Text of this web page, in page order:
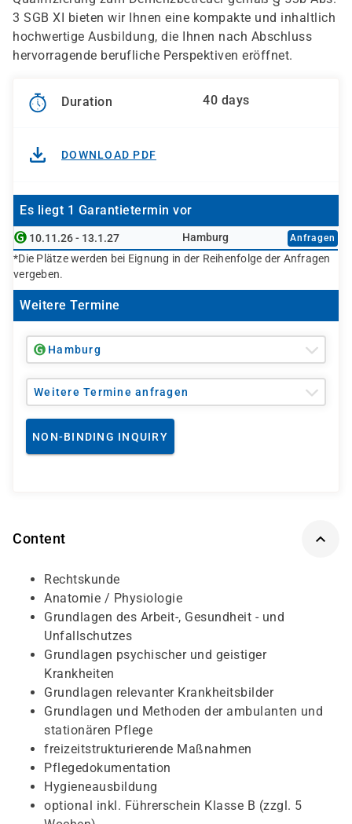
3 SGB XI bieten wir Ihnen eine kompakte und inhaltlich
hochwertige Ausbildung, die Ihnen nach Abschluss
hervorragende berufliche Perspektiven eröffnet.
Duration 40 days
DOWNLOAD PDF
Es liegt 1 Garantietermin vor
10.11.26 - 13.1.27 Hamburg Anfragen
*Die Plätze werden bei Eignung in der Reihenfolge der Anfragen
vergeben.
Weitere Termine
Hamburg
Weitere Termine anfragen
NON-BINDING INQUIRY
Content
Rechtskunde
Anatomie / Physiologie
Grundlagen des Arbeit-, Gesundheit - und
Unfallschutzes
Grundlagen psychischer und geistiger
Krankheiten
Grundlagen relevanter Krankheitsbilder
Grundlagen und Methoden der ambulanten und
stationären Pflege
freizeitstrukturierende Maßnahmen
Pflegedokumentation
Hygieneausbildung
optional inkl. Führerschein Klasse B (zzgl. 5